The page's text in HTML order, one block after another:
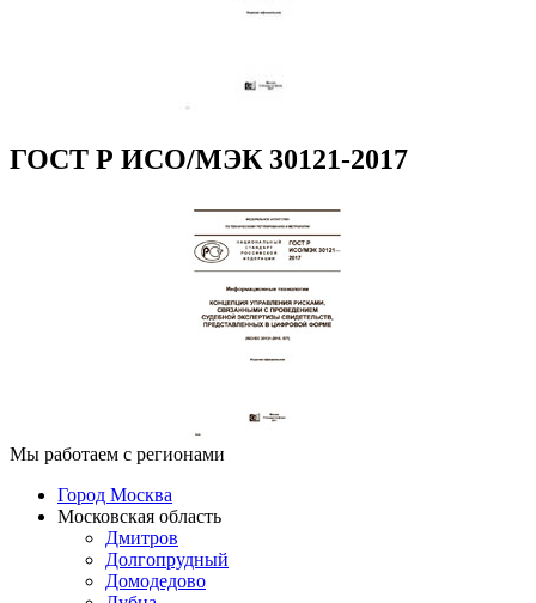
ГОСТ Р ИСО/МЭК 30121-2017
Мы работаем с регионами
Город Москва
Московская область
Дмитров
Долгопрудный
Домодедово